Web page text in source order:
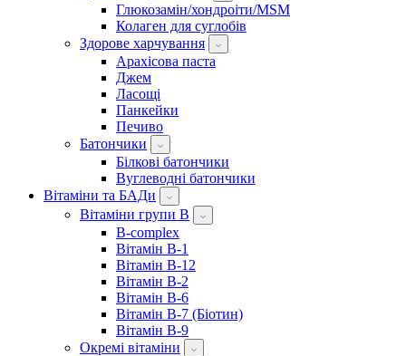
Глюкозамін/хондроіти/MSM
Колаген для суглобів
Здорове харчування
Арахісова паста
Джем
Ласощі
Панкейки
Печиво
Батончики
Білкові батончики
Вуглеводні батончики
Вітаміни та БАДи
Вітаміни групи B
B-complex
Вітамін B-1
Вітамін B-12
Вітамін B-2
Вітамін B-6
Вітамін B-7 (Біотин)
Вітамін B-9
Окремі вітаміни